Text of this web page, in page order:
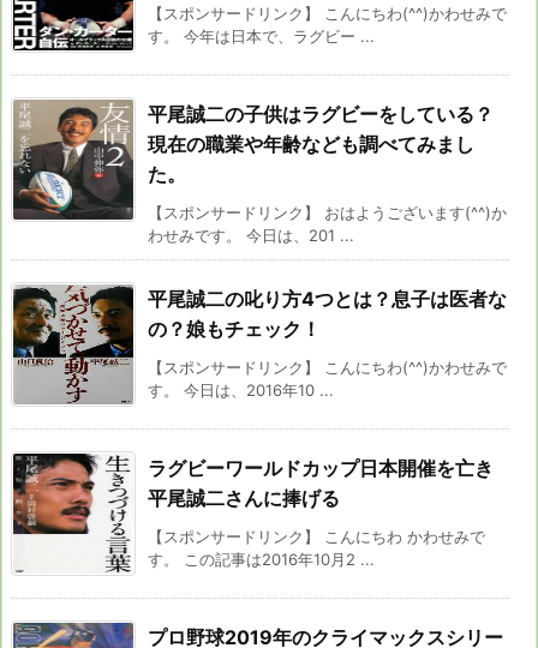
【スポンサードリンク】 こんにちわ(^^)かわせみで
す。 今年は日本で、ラグビー ...
平尾誠二の子供はラグビーをしている？
現在の職業や年齢なども調べてみまし
た。
【スポンサードリンク】 おはようございます(^^)か
わせみです。 今日は、201 ...
平尾誠二の叱り方4つとは？息子は医者な
の？娘もチェック！
【スポンサードリンク】 こんにちわ(^^)かわせみで
す。 今日は、2016年10 ...
ラグビーワールドカップ日本開催を亡き
平尾誠二さんに捧げる
【スポンサードリンク】 こんにちわ かわせみで
す。 この記事は2016年10月2 ...
プロ野球2019年のクライマックスシリー